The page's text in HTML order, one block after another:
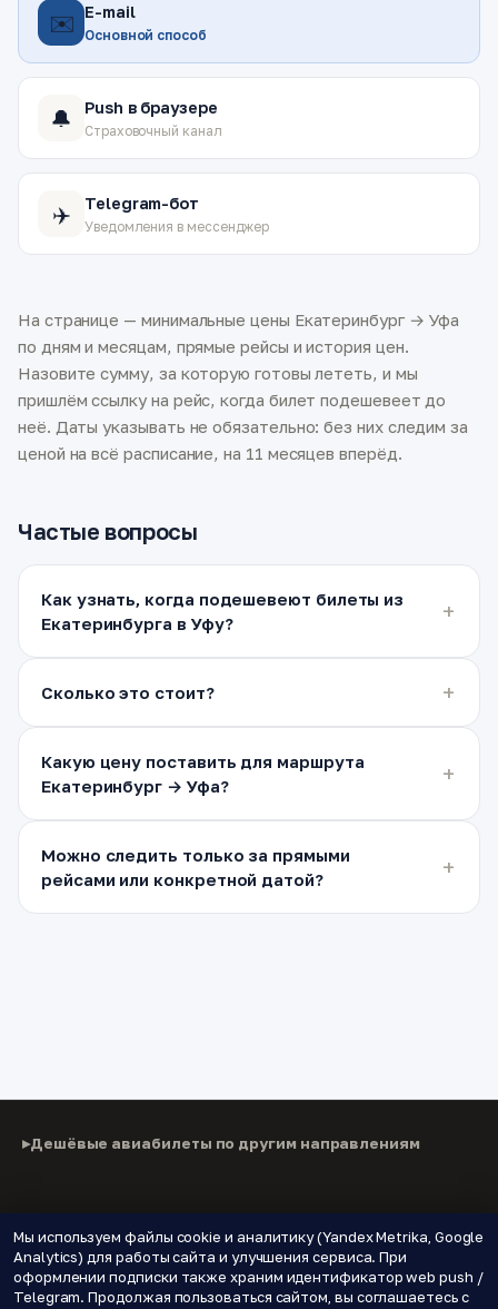
✉️ E-mail
Основной способ
🔔 Push в браузере
Страховочный канал
✈️ Telegram-бот
Уведомления в мессенджер
На странице — минимальные цены Екатеринбург → Уфа
по дням и месяцам, прямые рейсы и история цен.
Назовите сумму, за которую готовы лететь, и мы
пришлём ссылку на рейс, когда билет подешевеет до
неё. Даты указывать не обязательно: без них следим за
ценой на всё расписание, на 11 месяцев вперёд.
Частые вопросы
Как узнать, когда подешевеют билеты из
Екатеринбурга в Уфу?
Сколько это стоит?
Какую цену поставить для маршрута
Екатеринбург → Уфа?
Можно следить только за прямыми
рейсами или конкретной датой?
Мы используем файлы cookie и аналитику (Yandex Metrika, Google
Analytics) для работы сайта и улучшения сервиса. При
оформлении подписки также храним идентификатор web push /
Telegram. Продолжая пользоваться сайтом, вы соглашаетесь с
Дешёвые авиабилеты по другим направлениям
© 2026 Паломнику
Дешёвые авиабилеты, подписки на цены и новые
направления.
🌍 Страны📝 Блог🔔 Уведомления о ценах